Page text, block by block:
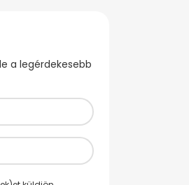
a legérdekesebb